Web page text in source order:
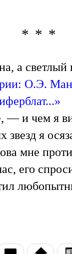
* * *
а светлый
О.Э.
— и чем я
звезд я
мне
его